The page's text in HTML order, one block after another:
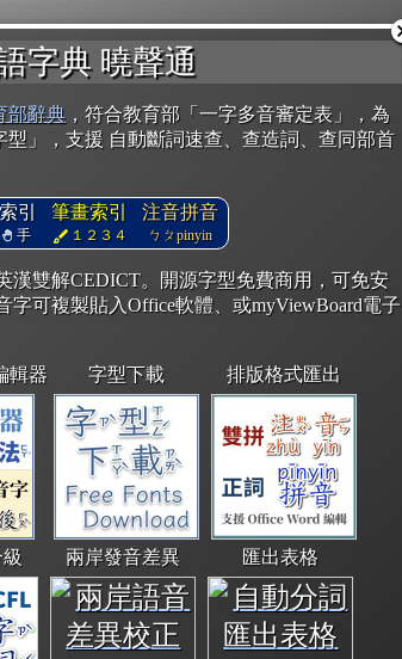
字典 曉聲通
部辭典 ，符合教育部「一字多音審定表」，為
」，支援 自動斷詞速查、查造詞、查同部首
引
手
筆畫索引
１２３４
注音拼音
ㄅㄆpinyin
漢雙解CEDICT。開源字型免費商用，可免安
字可複製貼入Office軟體、或myViewBoard電子
輯器 字型下載 排版格式匯出
兩岸發音差異 匯出表格